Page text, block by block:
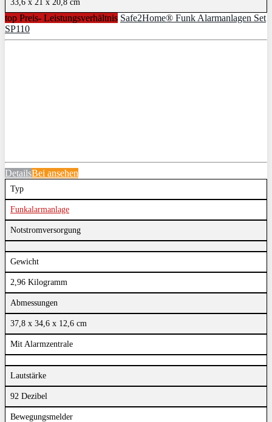
33,6 x 21 x 20,8 cm
top Preis- Leistungsverhältnis Safe2Home® Funk Alarmanlagen Set
SP110
DetailsBei ansehen
Typ
Funkalarmanlage
Notstromversorgung
Gewicht
2,96 Kilogramm
Abmessungen
37,8 x 34,6 x 12,6 cm
Mit Alarmzentrale
Lautstärke
92 Dezibel
Bewegungsmelder